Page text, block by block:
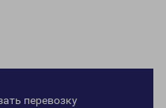
перевозку